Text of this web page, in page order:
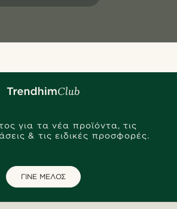
για τα νέα προϊόντα, τις
& τις ειδικές προσφορές.
ΓΙΝΕ ΜΕΛΟΣ